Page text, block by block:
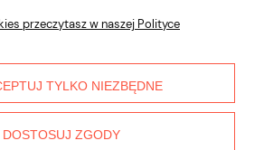
przeczytasz w naszej Polityce
TYLKO NIEZBĘDNE
DOSTOSUJ ZGODY